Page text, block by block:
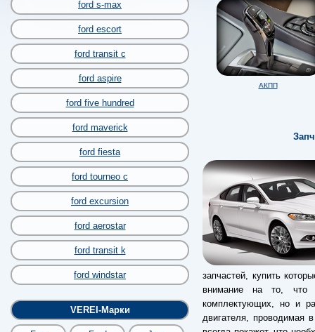
ford s-max
ford escort
ford transit c
ford aspire
ford five hundred
ford maverick
ford fiesta
ford tourneo c
ford excursion
ford aerostar
ford transit k
ford windstar
VEREI-Марки
АКПП
запчастей, купить
внимание на то, что
комплектующих, но и
двигателя, проводимая